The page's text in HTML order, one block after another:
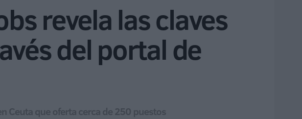
revela las claves
del portal de
Ceuta que oferta cerca de 250 puestos